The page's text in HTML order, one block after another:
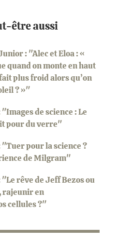
être aussi
: "Alec et Eloa : «
quand on monte en haut
plus froid alors qu’on
? »"
de science : Le
pour du verre"
pour la science ?
de Milgram"
rêve de Jeff Bezos ou
rajeunir en
cellules ?"